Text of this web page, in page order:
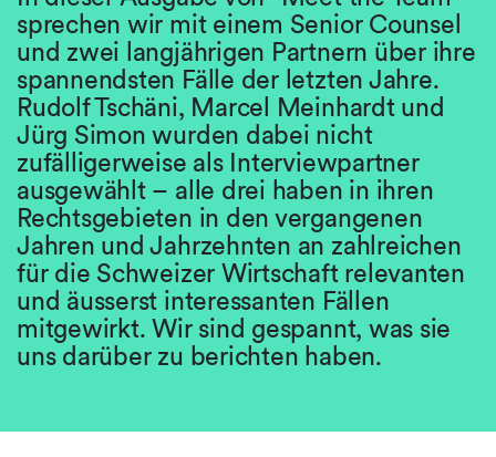
sprechen wir mit einem Senior Counsel
und zwei langjährigen Partnern über ihre
spannendsten Fälle der letzten Jahre.
Rudolf Tschäni, Marcel Meinhardt und
Jürg Simon wurden dabei nicht
zufälligerweise als Interviewpartner
ausgewählt – alle drei haben in ihren
Rechtsgebieten in den vergangenen
Jahren und Jahrzehnten an zahlreichen
für die Schweizer Wirtschaft relevanten
und äusserst interessanten Fällen
mitgewirkt. Wir sind gespannt, was sie
uns darüber zu berichten haben.